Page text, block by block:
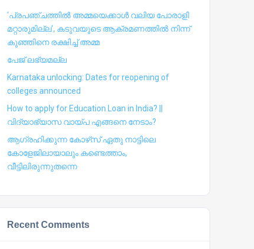
‘പ്രപഞ്ചത്തില്‍ അമ്മയെക്കാള്‍ വലിയ പോരാളി
മറ്റാരുമില്ല’, കടുവയുടെ ആക്രമണത്തില്‍ നിന്ന്
കുഞ്ഞിനെ രക്ഷിച്ച് അമ്മ
പേജ് ലഭ്യമല്ല
Karnataka unlocking: Dates for reopening of
colleges announced
How to apply for Education Loan in India? ||
വിദ്യാഭ്യാസ വായ്പ എങ്ങനെ നേടാം?
ആഗ്രഹിക്കുന്ന കോഴ്‍സ് ഏതു നാട്ടിലെ
കോളേജിലായാലും കണ്ടെത്താം,
വീട്ടിലിരുന്നുതന്നെ
Recent Comments